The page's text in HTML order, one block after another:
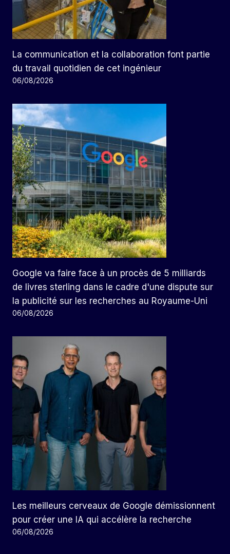
La communication et la collaboration font partie
du travail quotidien de cet ingénieur
06/08/2026
Google va faire face à un procès de 5 milliards
de livres sterling dans le cadre d'une dispute sur
la publicité sur les recherches au Royaume-Uni
06/08/2026
Les meilleurs cerveaux de Google démissionnent
pour créer une IA qui accélère la recherche
06/08/2026